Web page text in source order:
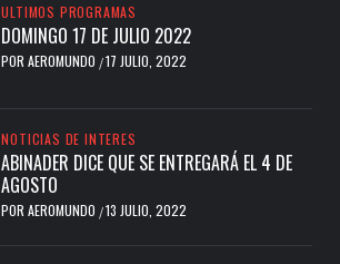
ULTIMOS PROGRAMAS
DOMINGO 17 DE JULIO 2022
POR AEROMUNDO /17 JULIO, 2022
NOTICIAS DE INTERES
ABINADER DICE QUE SE ENTREGARÁ EL 4 DE
AGOSTO
POR AEROMUNDO /13 JULIO, 2022